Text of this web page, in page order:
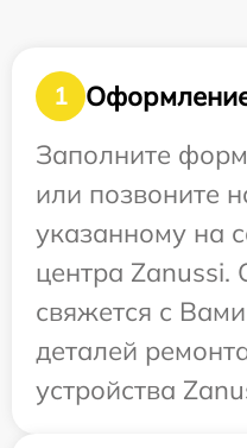
1
Заполните
или позвоните
указанному на
центра Zanussi.
свяжется с
деталей
устройства